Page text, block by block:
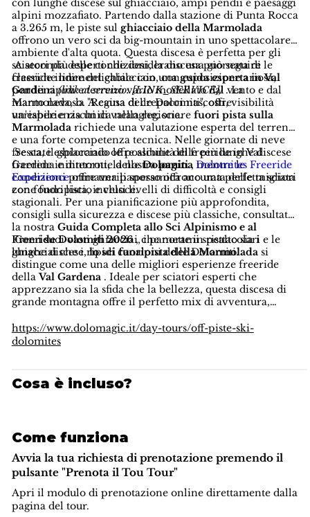
con lunghe discese sul ghiacciaio, ampi pendii e paesaggi
alpini mozzafiato. Partendo dalla stazione di Punta Rocca
a 3.265 m, le piste sul ghiacciaio della Marmolada
offrono un vero sci da big-mountain in uno spettacolare
ambiente d'alta quota. Questa discesa è perfetta per gli
sciatori più esperti che desiderano una giornata di
freeride indimenticabile con unaguida esperta in Val
Gardena (link al servizio: [LINK_SERVICE]). La
Marmolada, la "Regina delle Dolomiti", offre
un'esperienza unica nella regione.
A seconda delle condizioni, la discesa può seguire le
classiche linee del ghiacciaio, con esposizione ariosa,
pendii ripidi e terreno vario modellato dal vento e dal
manto nevoso. A causa di crepacci nascosti, visibilità
variabile e rischi di valanghe, sciarefuori pista sulla
Marmolada richiede una valutazione esperta del terreno
e una forte competenza tecnica. Nelle giornate di neve
fresca, il ghiacciaio offre alcune delle più lunghe discese
freeride ininterrotte delleDolomiti, mentre le
condizioni primaverili spesso offrono una perfetta sciata
con fondo liscio e veloce.
Se state esplorando le possibilità di freeride in Val
Gardena e dintorni, la nostrapaginaDolomites Freeride
Experienceoffre una panoramica accurata delle migliori
zone fuoripista, inclusi livelli di difficoltà e consigli
stagionali. Per una pianificazione più approfondita,
consigli sulla sicurezza e discese più classiche, consultate
la nostraGuida Completa allo Sci Alpinismo e al
Freeride Dolomiti 2026, che mette in risalto sia i
ghiacciai che i ripidi canaloni delle Dolomiti.
Con i suoi vasti ghiacciai, i panorami spettacolari e le
lunghe discese,lo sci fuoripista della Marmolada si
distingue come una delle migliori esperienze freeride
dellaVal Gardena . Ideale per sciatori esperti che
apprezzano sia la sfida che la bellezza, questa discesa di
grande montagna offre il perfetto mix di avventura,
classico del freeride imperdibile.
https://www.dolomagic.it/day-tours/off-piste-ski-
dolomites
Cosa è incluso?
Come funziona
Avvia la tua richiesta di prenotazione premendo il
pulsante "Prenota il Tou Tour"
Apri il modulo di prenotazione online direttamente dalla
pagina del tour.